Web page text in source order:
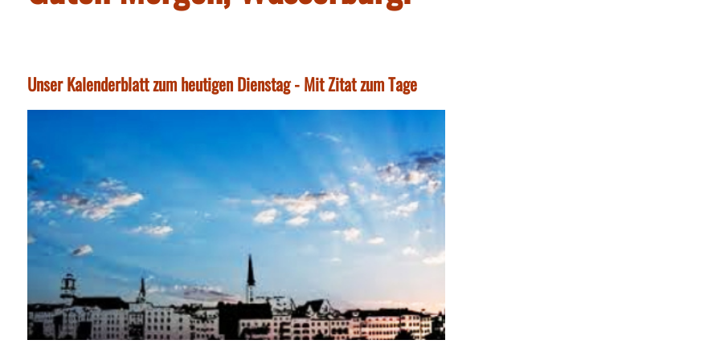
Unser Kalenderblatt zum heutigen Dienstag - Mit Zitat zum Tage